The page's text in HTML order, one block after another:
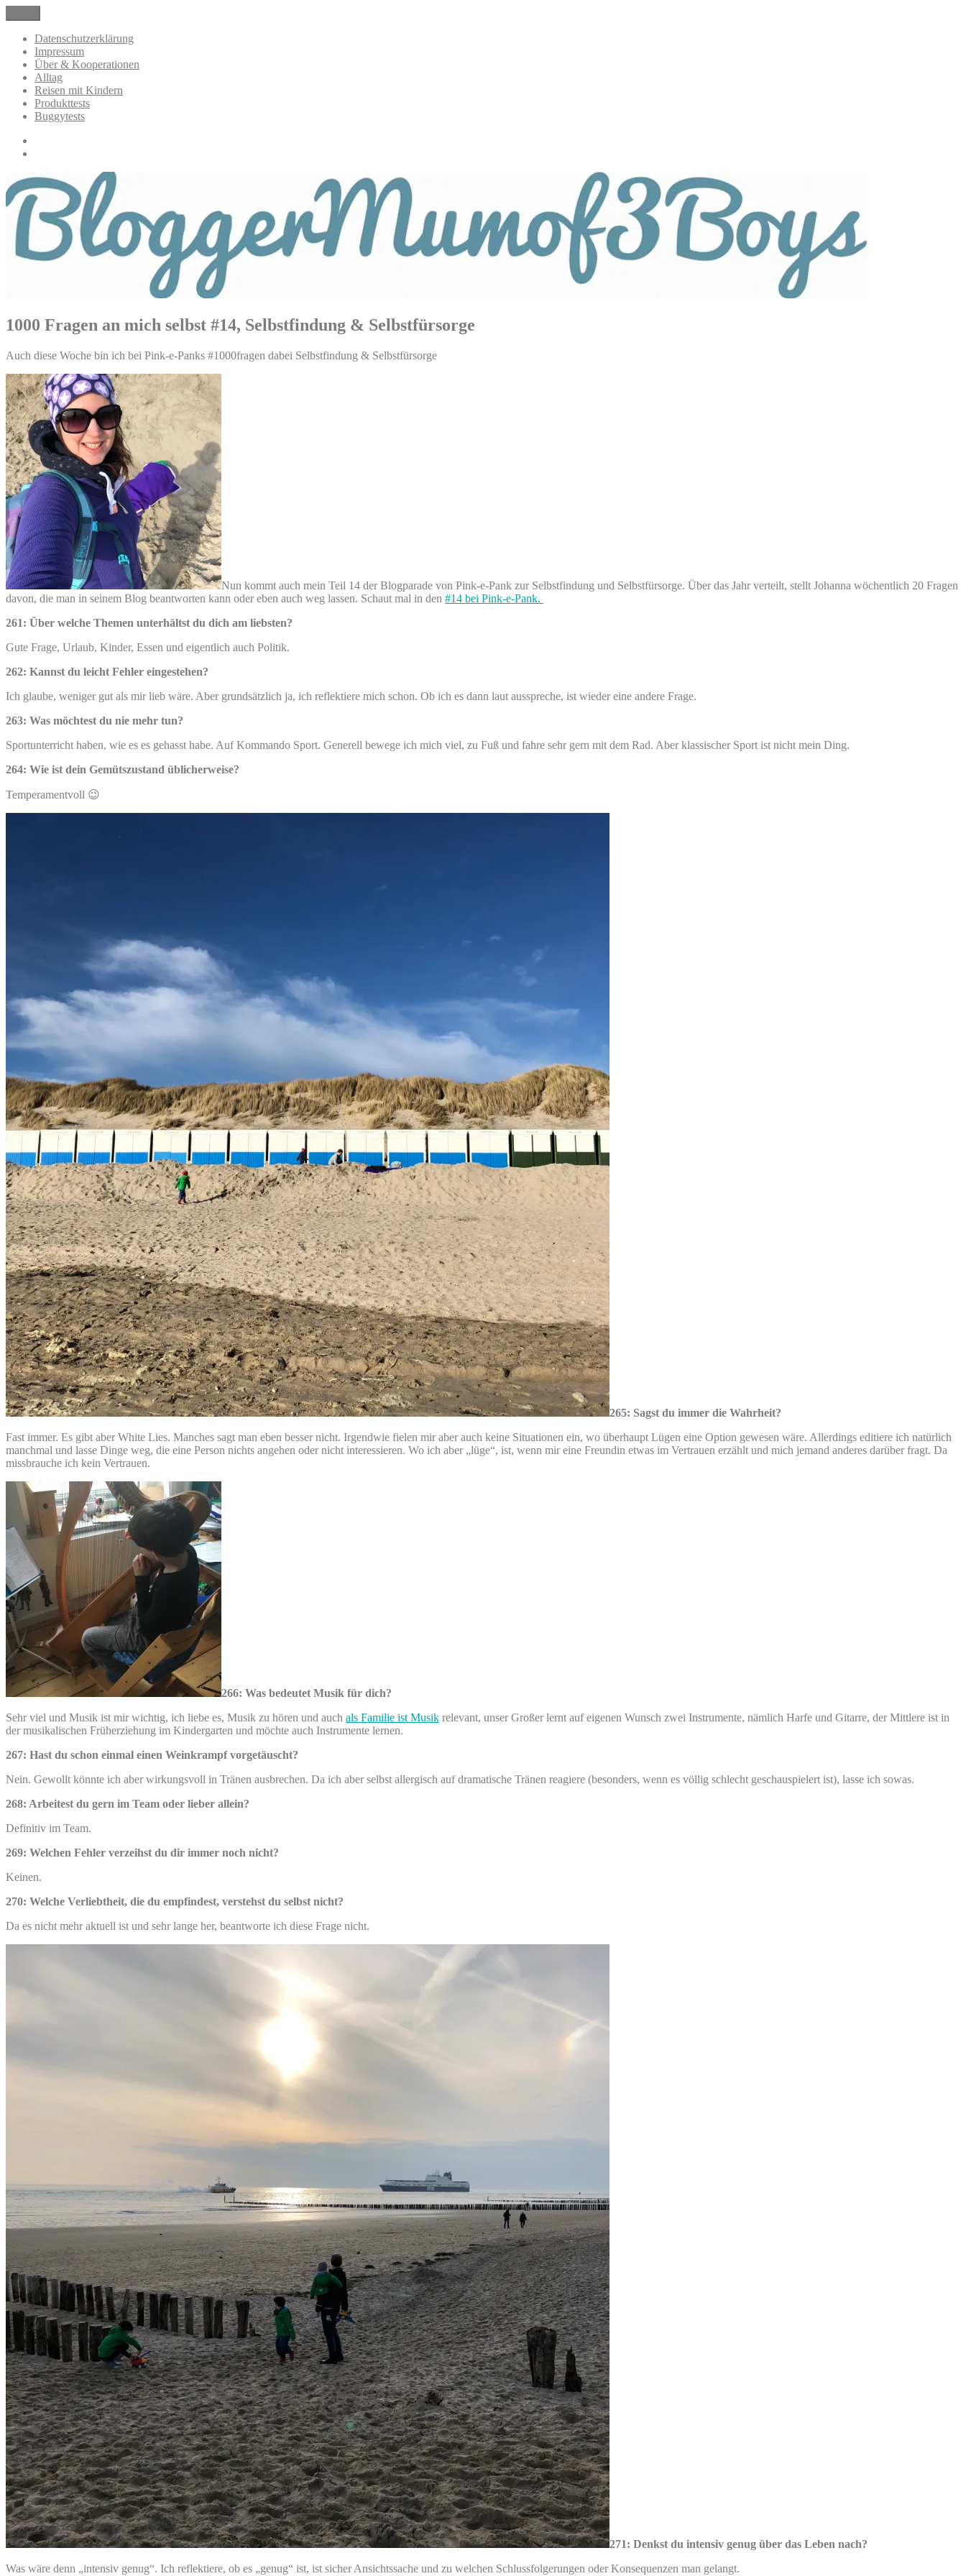
Inhalt
springen
BloggerMumOf3Boys Mamablog
Mamablog über das Leben mit drei Kindern mit Produkttests und Alltagsthemen
Datenschutzerklärung
Impressum
Über & Kooperationen
Alltag
Reisen mit Kindern
Produkttests
Buggytests
1000 Fragen an mich selbst #14, Selbstfindung & Selbstfürsorge
Auch diese Woche bin ich bei Pink-e-Panks #1000fragen dabei Selbstfindung & Selbstfürsorge
Nun kommt auch mein Teil 14 der Blogparade von Pink-e-Pank zur Selbstfindung und Selbstfürsorge. Über das Jahr verteilt, stellt Johanna wöchentlich 20 Fragen
davon, die man in seinem Blog beantworten kann oder eben auch weg lassen. Schaut mal in den #14 bei Pink-e-Pank.
261: Über welche Themen unterhältst du dich am liebsten?
Gute Frage, Urlaub, Kinder, Essen und eigentlich auch Politik.
262: Kannst du leicht Fehler eingestehen?
Ich glaube, weniger gut als mir lieb wäre. Aber grundsätzlich ja, ich reflektiere mich schon. Ob ich es dann laut ausspreche, ist wieder eine andere Frage.
263: Was möchtest du nie mehr tun?
Sportunterricht haben, wie es es gehasst habe. Auf Kommando Sport. Generell bewege ich mich viel, zu Fuß und fahre sehr gern mit dem Rad. Aber klassischer Sport ist nicht mein Ding.
264: Wie ist dein Gemütszustand üblicherweise?
Temperamentvoll 😉
265: Sagst du immer die Wahrheit?
Fast immer. Es gibt aber White Lies. Manches sagt man eben besser nicht. Irgendwie fielen mir aber auch keine Situationen ein, wo überhaupt Lügen eine Option gewesen wäre. Allerdings editiere ich natürlich
manchmal und lasse Dinge weg, die eine Person nichts angehen oder nicht interessieren. Wo ich aber „lüge“, ist, wenn mir eine Freundin etwas im Vertrauen erzählt und mich jemand anderes darüber fragt. Da
missbrauche ich kein Vertrauen.
266: Was bedeutet Musik für dich?
Sehr viel und Musik ist mir wichtig, ich liebe es, Musik zu hören und auch als Familie ist Musik relevant, unser Großer lernt auf eigenen Wunsch zwei Instrumente, nämlich Harfe und Gitarre, der Mittlere ist in
der musikalischen Früherziehung im Kindergarten und möchte auch Instrumente lernen.
267: Hast du schon einmal einen Weinkrampf vorgetäuscht?
Nein. Gewollt könnte ich aber wirkungsvoll in Tränen ausbrechen. Da ich aber selbst allergisch auf dramatische Tränen reagiere (besonders, wenn es völlig schlecht geschauspielert ist), lasse ich sowas.
268: Arbeitest du gern im Team oder lieber allein?
Definitiv im Team.
269: Welchen Fehler verzeihst du dir immer noch nicht?
Keinen.
270: Welche Verliebtheit, die du empfindest, verstehst du selbst nicht?
Da es nicht mehr aktuell ist und sehr lange her, beantworte ich diese Frage nicht.
271: Denkst du intensiv genug über das Leben nach?
Was wäre denn „intensiv genug“. Ich reflektiere, ob es „genug“ ist, ist sicher Ansichtssache und zu welchen Schlussfolgerungen oder Konsequenzen man gelangt.